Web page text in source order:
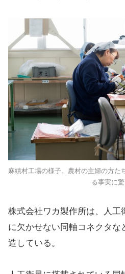
麻績村工場の様子。農村の主婦の方た
る事実に驚
株式会社ワカ製作所は、人工
に欠かせない同軸コネクタな
造している。